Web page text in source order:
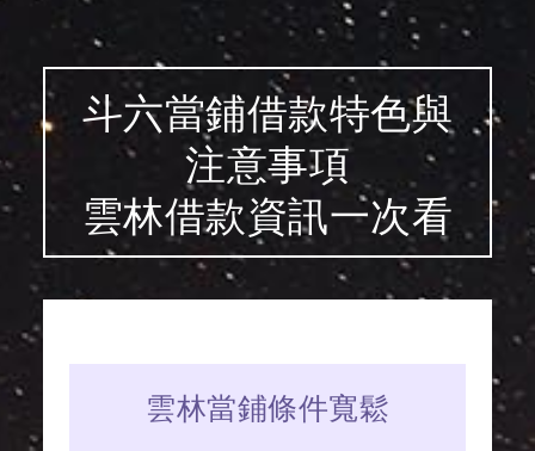
斗六當鋪借款特色與
注意事項
雲林借款資訊一次看
雲林當鋪條件寬鬆